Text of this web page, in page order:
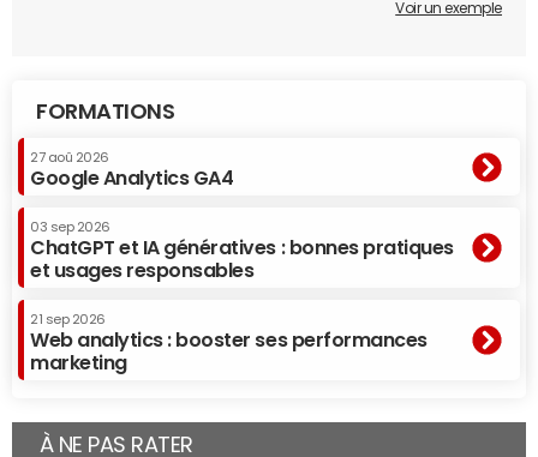
Voir un exemple
FORMATIONS
27 aoû 2026
Google Analytics GA4
03 sep 2026
ChatGPT et IA génératives : bonnes pratiques
et usages responsables
21 sep 2026
Web analytics : booster ses performances
marketing
À NE PAS RATER